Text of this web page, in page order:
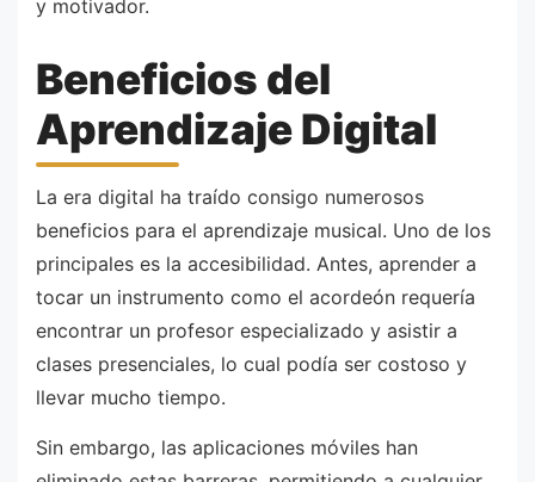
y motivador.
Beneficios del
Aprendizaje Digital
La era digital ha traído consigo numerosos
beneficios para el aprendizaje musical. Uno de los
principales es la accesibilidad. Antes, aprender a
tocar un instrumento como el acordeón requería
encontrar un profesor especializado y asistir a
clases presenciales, lo cual podía ser costoso y
llevar mucho tiempo.
Sin embargo, las aplicaciones móviles han